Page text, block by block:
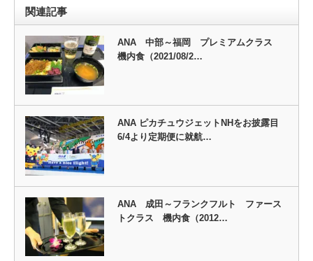
関連記事
ANA 中部～福岡 プレミアムクラス
機内食（2021/08/2…
ANA ピカチュウジェットNHをお披露目
6/4より定期便に就航…
ANA 成田～フランクフルト ファース
トクラス 機内食（2012…